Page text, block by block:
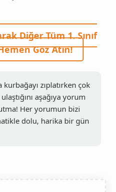
Diğer Tüm 1. Sınıf
Göz Atın!
kurbağayı zıplatırken çok
aşağıya yorum
Her yorumun bizi
dolu, harika bir gün